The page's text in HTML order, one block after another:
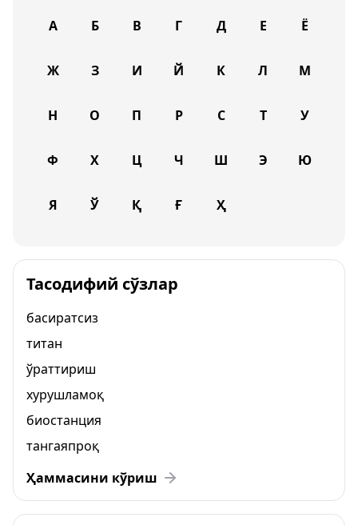
А Б В Г Д Е Ё
Ж З И Й К Л М
Н О П Р С Т У
Ф Х Ц Ч Ш Э Ю
Я Ў Қ Ғ Ҳ
Тасодифий сўзлар
басиратсиз
титан
ўраттириш
хурушламоқ
биостанция
тангаяпроқ
Ҳаммасини кўриш